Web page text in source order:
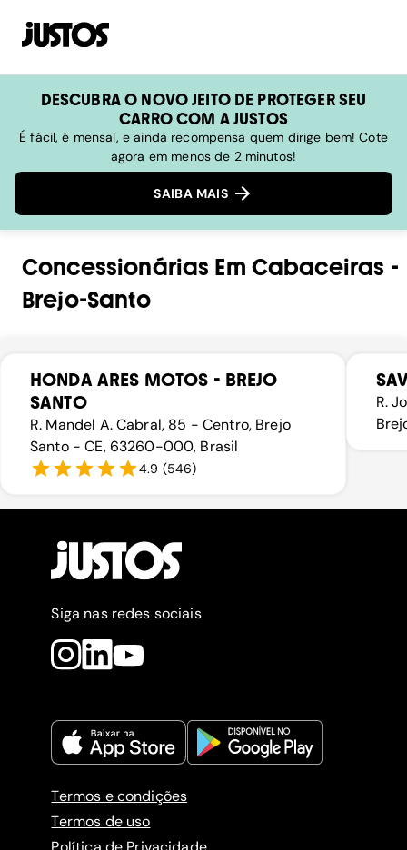
DESCUBRA O NOVO JEITO DE PROTEGER SEU
CARRO COM A JUSTOS
É fácil, é mensal, e ainda recompensa quem dirige bem! Cote
agora em menos de 2 minutos!
SAIBA MAIS
Concessionárias Em Cabaceiras -
Brejo-Santo
HONDA ARES MOTOS - BREJO
SANTO
R. Mandel A. Cabral, 85 - Centro, Brejo
Santo - CE, 63260-000, Brasil
4.9 (546)
R.
Siga nas redes sociais
Termos e condições
Termos de uso